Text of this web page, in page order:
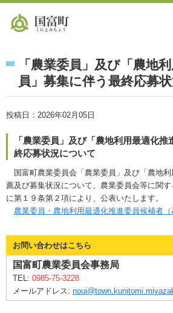
「農業委員」及び「農地
員」募集に伴う最終応募
投稿日：2026年02月05日
「農業委員」及び「農地利用最適化
終応募状況について
国富町農業委員会「農業委員」及び「農地
薦及び募集状況について、農業委員会等に関
に第１９条第２項により、公表いたします。
農業委員・農地利用最適化推進委員候補者
お問い合わせはこちら
国富町農業委員会事務局
TEL: 0985-75-3228
メールアドレス: